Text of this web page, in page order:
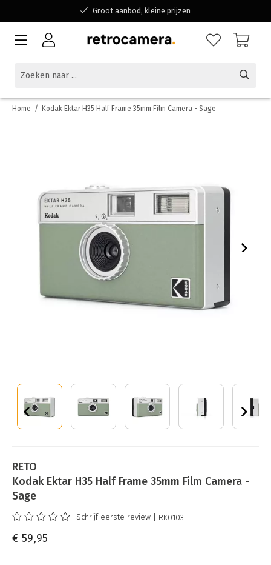
Groot aanbod, kleine prijzen
Bereikbaar voor al jouw vragen
Home / Kodak Ektar H35 Half Frame 35mm Film Camera - Sage
RETO
Kodak Ektar H35 Half Frame 35mm Film Camera -
Sage
Schrijf eerste review | RK0103
€ 59,95